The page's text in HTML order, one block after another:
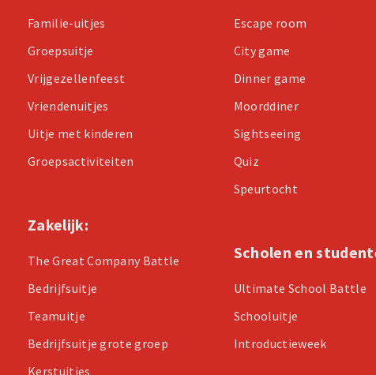
Familie-uitjes
Groepsuitje
Vrijgezellenfeest
Vriendenuitjes
Uitje met kinderen
Groepsactiviteiten
Zakelijk:
The Great Company Battle
Bedrijfsuitje
Teamuitje
Bedrijfsuitje grote groep
Kerstuitjes
Escape room
City game
Dinner game
Moorddiner
Sightseeing
Quiz
Speurtocht
Scholen en
Ultimate School Battle
Schooluitje
Introductieweek